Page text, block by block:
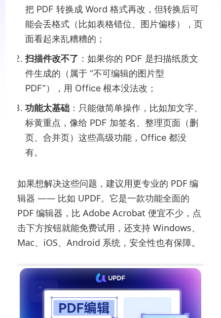
把 PDF 转换成 Word 格式再改，但转换后可
能会丢格式（比如表格错位、图片偏移），页
面看起来乱糟糟的；
扫描件改不了 ：如果你的 PDF 是扫描纸质文
件生成的（属于 “不可编辑的图片型
PDF”），用 Office 根本没法改；
功能太基础 ：只能做简单操作，比如加文字、
标黄重点，像给 PDF 加签名、整理页面（删
页、合并页）这些高级功能，Office 都没
有。
如果想解决这些问题，建议用更专业的 PDF 编
辑器 —— 比如 UPDF。它是一款功能全面的
PDF 编辑器，比 Adobe Acrobat 便宜不少，点
击下方按钮就能免费试用，还支持 Windows、
Mac、iOS、Android 系统，安全性也有保障。